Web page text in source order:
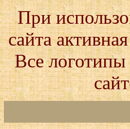
При
сайта
Все